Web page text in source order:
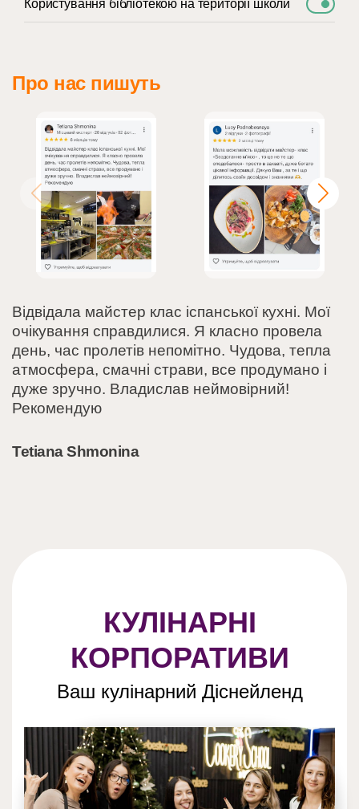
Користування бібліотекою на території школи
Про нас пишуть
Відвідала майстер клас іспанської кухні. Мої
очікування справдилися. Я класно провела
день, час пролетів непомітно. Чудова, тепла
атмосфера, смачні страви, все продумано і
дуже зручно. Владислав неймовірний!
Рекомендую
Tetiana Shmonina
КУЛІНАРНІ
КОРПОРАТИВИ
Ваш кулінарний Діснейленд